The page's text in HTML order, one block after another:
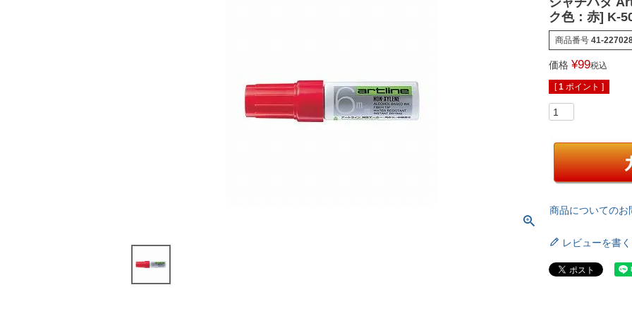
ク色：赤] K-
商品番号 41-
価格 ¥99税込
[1 ポイント ]
商品についてのお
レビューを書く